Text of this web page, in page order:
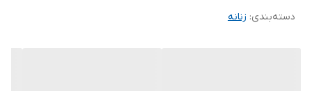
❌❌️❌️توجه کنید طرح خرج کار با ژورنال متفاوت میباشد ❌❌️❌️
دسته‌بندی: زنانه